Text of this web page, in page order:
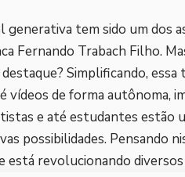
generativa tem sido um dos
Fernando Trabach Filho.
Simplificando,
vídeos de forma autônoma,
e até estudantes estão
possibilidades. Pensando
está revolucionando